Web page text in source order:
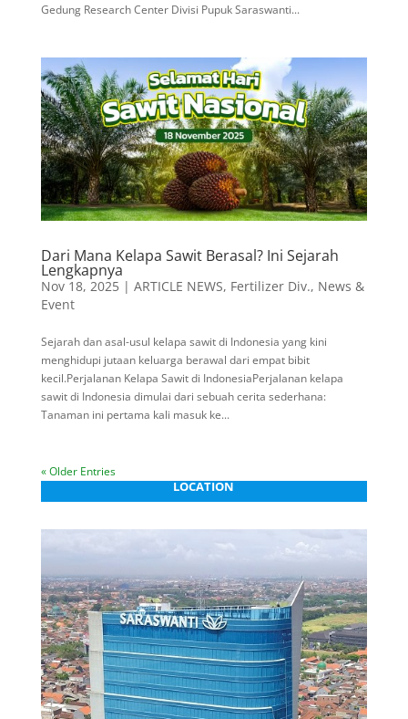
Gedung Research Center Divisi Pupuk Saraswanti...
Dari Mana Kelapa Sawit Berasal? Ini Sejarah
Lengkapnya
Nov 18, 2025| ARTICLE NEWS, Fertilizer Div., News &
Event
Sejarah dan asal-usul kelapa sawit di Indonesia yang kini
menghidupi jutaan keluarga berawal dari empat bibit
kecil.Perjalanan Kelapa Sawit di IndonesiaPerjalanan kelapa
sawit di Indonesia dimulai dari sebuah cerita sederhana:
Tanaman ini pertama kali masuk ke...
« Older Entries
LOCATION